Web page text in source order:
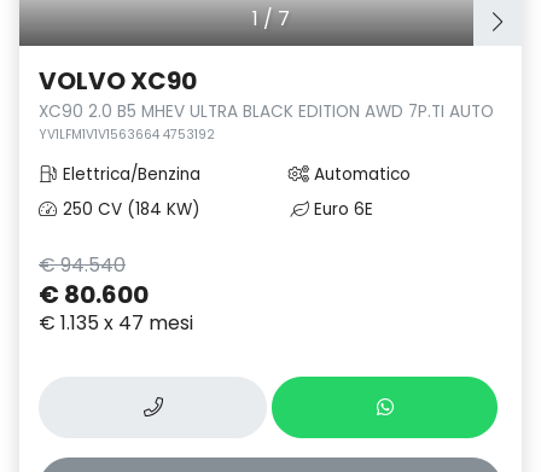
1/7
VOLVO XC90
XC90 2.0 B5 MHEV ULTRA BLACK EDITION AWD 7P.TI AUTO
YV1LFM1V1V1563664 4753192
Elettrica/Benzina
Automatico
250 CV (184 KW)
Euro 6E
€ 94.540
€ 80.600
€ 1.135 x 47 mesi